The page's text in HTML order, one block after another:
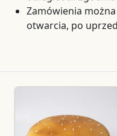
Zamówienia
otwarcia, po